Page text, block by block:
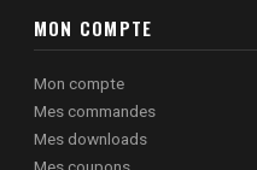
MON COMPTE
Mon compte
Mes commandes
Mes downloads